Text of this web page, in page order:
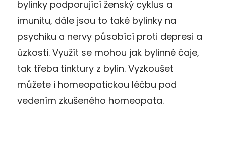
bylinky podporující ženský cyklus a
imunitu, dále jsou to také bylinky na
psychiku a nervy působící proti depresi a
úzkosti. Využít se mohou jak bylinné čaje,
tak třeba tinktury z bylin. Vyzkoušet
můžete i homeopatickou léčbu pod
vedením zkušeného homeopata.